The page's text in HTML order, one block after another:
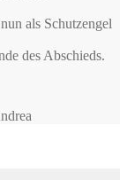
als Schutzengel
des Abschieds.